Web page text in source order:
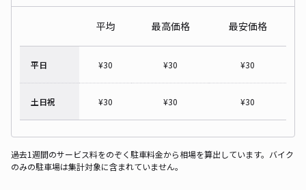
平均 最高価格 最安価格
平日 ¥30 ¥30 ¥30
土日祝 ¥30 ¥30 ¥30
過去1週間のサービス料をのぞく駐車料金から相場を算出しています。バイク
のみの駐車場は集計対象に含まれていません。